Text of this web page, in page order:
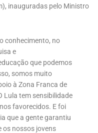
inauguradas pelo Ministro
conhecimento, no
e
que podemos
somos muito
à Zona Franca de
Lula tem sensibilidade
favorecidos. E foi
que a gente garantiu
os nossos jovens